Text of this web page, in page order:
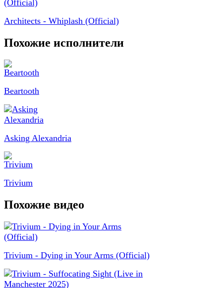
Architects - Whiplash (Official)
Похожие исполнители
Beartooth
Asking Alexandria
Trivium
Похожие видео
Trivium - Dying in Your Arms (Official)